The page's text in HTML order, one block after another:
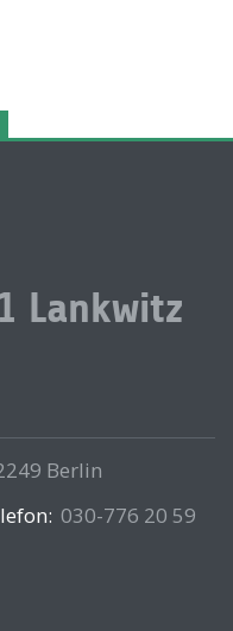
Lankwitz
Berlin
030-776 20 59